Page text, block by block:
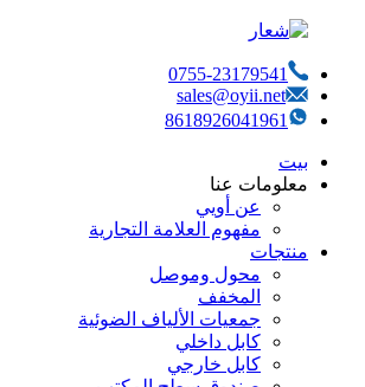
0755-23179541
sales@oyii.net
8618926041961
بيت
معلومات عنا
عن أويي
مفهوم العلامة التجارية
منتجات
محول وموصل
المخفف
جمعيات الألياف الضوئية
كابل داخلي
كابل خارجي